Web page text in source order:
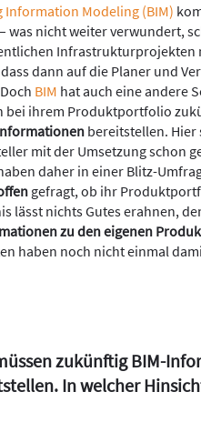
Information Modeling (BIM)
was nicht weiter verwundert,
Infrastrukturprojekten
dann auf die Planer und
BIM hat auch eine andere
bei ihrem Produktportfolio
bereitstellen. Hier
mit der Umsetzung schon
daher in einer Blitz-
gefragt, ob ihr
lässt nichts Gutes erahnen,
zu den eigenen
haben noch nicht einmal
zukünftig BIM-
In welcher